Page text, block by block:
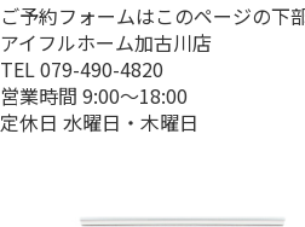
ご予約フォームはこのページの下
アイフルホーム加古川店
TEL 079-490-4820
営業時間 9:00～18:00
定休日 水曜日・木曜日